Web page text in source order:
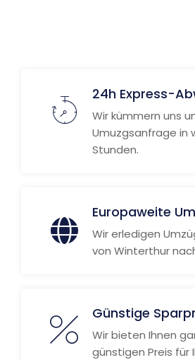
24h Express-
Wir kümmern uns
Umuzgsanfrage in
Stunden.
Europaweite
Wir erledigen
von Winterthur
Günstige
Wir bieten Ihnen
günstigen Preis für